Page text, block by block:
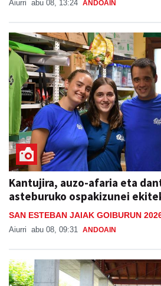
Aiurri abu 08, 13:24 ANDOAIN
Kantujira, auzo-afaria eta
asteburuko ospakizunei
SAN ESTEBAN JAIAK GOIBURUN
Aiurri abu 08, 09:31 ANDOAIN